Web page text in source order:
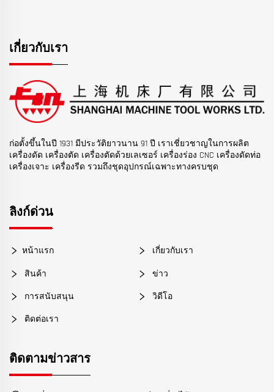
เกี่ยวกับเรา
ก่อตั้งขึ้นในปี 1931 มีประวัติยาวนาน 91 ปี เราเชี่ยวชาญในการผลิต
เครื่องดัด เครื่องตัด เครื่องตัดด้วยเลเซอร์ เครื่องร่อง CNC เครื่องดัดท่อ
เครื่องเจาะ เครื่องรีด รวมถึงชุดอุปกรณ์เฉพาะทางครบชุด
ลิงก์ด่วน
หน้าแรก เกี่ยวกับเรา
สินค้า ข่าว
การสนับสนุน วิดีโอ
ติดต่อเรา
ติดตามข่าวสาร